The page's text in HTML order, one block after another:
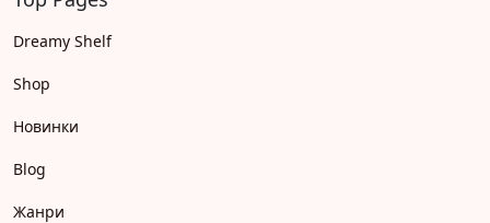
Dreamy Shelf
Shop
Новинки
Blog
Жанри